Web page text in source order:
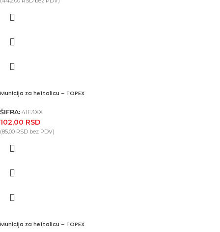
Municija za heftalicu – TOPEX
ŠIFRA: 41E3XX
102,00 RSD
(85,00 RSD bez PDV)
Municija za heftalicu – TOPEX